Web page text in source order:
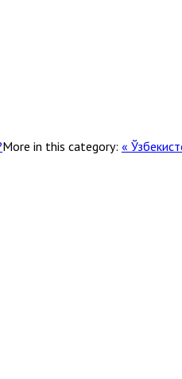
More in this category: «